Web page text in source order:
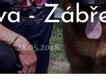
-
28.05.2018